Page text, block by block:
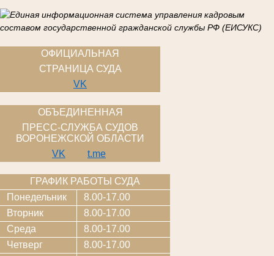
ОФИЦИАЛЬНАЯ
СТРАНИЦА СУДА
VK
ОБЪЕДИНЕННАЯ
ПРЕСС-СЛУЖБА СУДОВ
ВОРОНЕЖСКОЙ ОБЛАСТИ
VK
t.me
ГРАФИК РАБОТЫ СУДА
Понедельник
8.00-17.00
Вторник
8.00-17.00
Среда
8.00-17.00
Четверг
8.00-17.00